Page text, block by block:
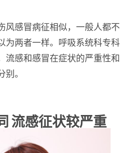
风感冒病征相似，一般人都不
为两者一样。呼吸系统科专科
流感和感冒在症状的严重性和
。
流感征状较严重